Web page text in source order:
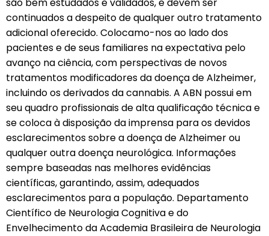
são bem estudados e validados, e devem ser
continuados a despeito de qualquer outro tratamento
adicional oferecido. Colocamo-nos ao lado dos
pacientes e de seus familiares na expectativa pelo
avanço na ciência, com perspectivas de novos
tratamentos modificadores da doença de Alzheimer,
incluindo os derivados da cannabis. A ABN possui em
seu quadro profissionais de alta qualificação técnica e
se coloca à disposição da imprensa para os devidos
esclarecimentos sobre a doença de Alzheimer ou
qualquer outra doença neurológica. Informações
sempre baseadas nas melhores evidências
científicas, garantindo, assim, adequados
esclarecimentos para a população. Departamento
Científico de Neurologia Cognitiva e do
Envelhecimento da Academia Brasileira de Neurologia